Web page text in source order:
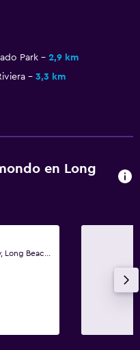
Park
2,9 km
3,3 km
en Long